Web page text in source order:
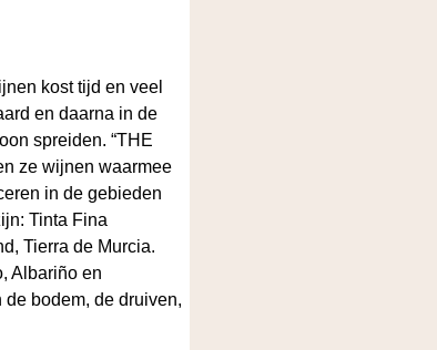
kost tijd en veel
en daarna in de
spreiden. “THE
ze wijnen waarmee
in de gebieden
Tinta Fina
Tierra de Murcia.
Albariño en
bodem, de druiven,